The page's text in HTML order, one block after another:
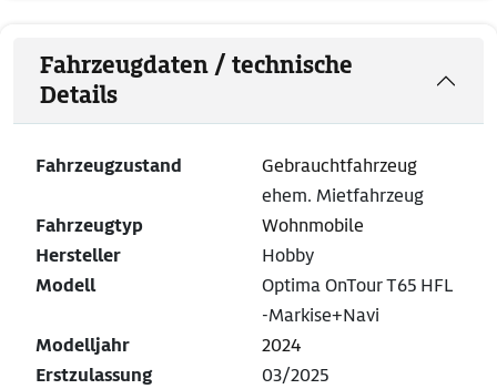
Fahrzeugdaten / technische
Details
Fahrzeugzustand
Gebrauchtfahrzeug
ehem. Mietfahrzeug
Fahrzeugtyp
Wohnmobile
Hersteller
Hobby
Modell
Optima OnTour T65 HFL
-Markise+Navi
Modelljahr
2024
Erstzulassung
03/2025